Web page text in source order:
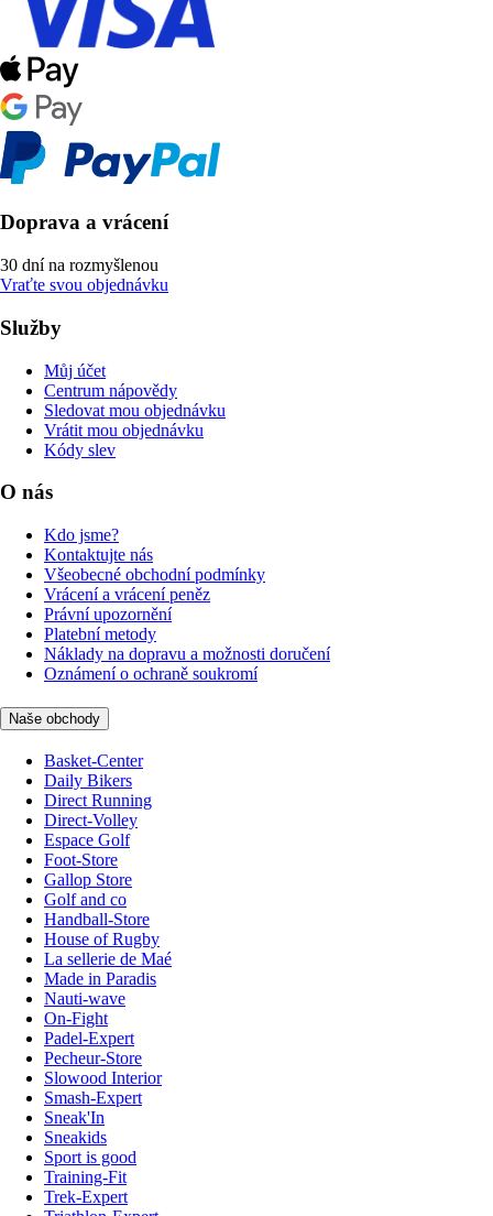
Doprava a vrácení
30 dní na rozmyšlenou
Vraťte svou objednávku
Služby
Můj účet
Centrum nápovědy
Sledovat mou objednávku
Vrátit mou objednávku
Kódy slev
O nás
Kdo jsme?
Kontaktujte nás
Všeobecné obchodní podmínky
Vrácení a vrácení peněz
Právní upozornění
Platební metody
Náklady na dopravu a možnosti doručení
Oznámení o ochraně soukromí
Naše obchody
Basket-Center
Daily Bikers
Direct Running
Direct-Volley
Espace Golf
Foot-Store
Gallop Store
Golf and co
Handball-Store
House of Rugby
La sellerie de Maé
Made in Paradis
Nauti-wave
On-Fight
Padel-Expert
Pecheur-Store
Slowood Interior
Smash-Expert
Sneak'In
Sneakids
Sport is good
Training-Fit
Trek-Expert